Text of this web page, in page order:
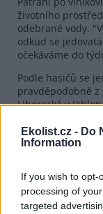
Ekolist.cz - Do
Information
If you wish to
processing of
targeted
životního
odebrané vody.
odkud se
očekáváme do
Podle hasičů se
pravděpodobně z
Liberecká v
zhruba na
Vratislavic.
Podle Holubce je
shovívavý.